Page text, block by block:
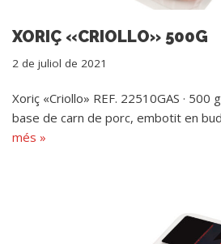
XORIÇ «CRIOLLO» 500G
2 de juliol de 2021
Xoriç «Criollo» REF. 22510GAS ·
base de carn de porc, embotit en
més »